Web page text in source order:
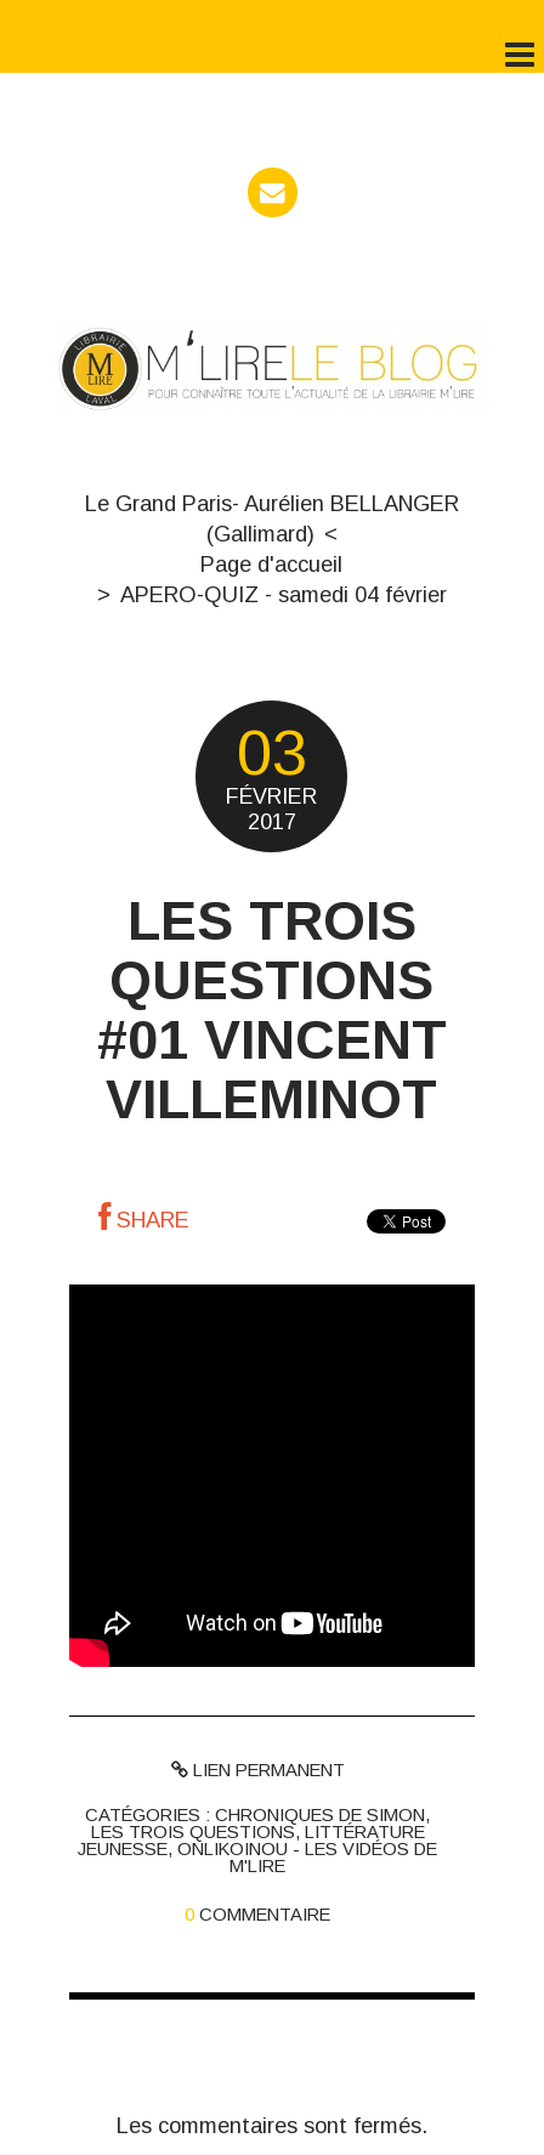
Le Grand Paris- Aurélien BELLANGER
(Gallimard)
Page d'accueil
APERO-QUIZ - samedi 04 février
03
FÉVRIER
2017
LES TROIS
QUESTIONS
#01 VINCENT
VILLEMINOT
SHARE
LIEN PERMANENT
CATÉGORIES :CHRONIQUES DE SIMON,
LES TROIS QUESTIONS, LITTÉRATURE
JEUNESSE,ONLIKOINOU - LES VIDÉOS DE
M'LIRE
0 COMMENTAIRE
Les commentaires sont fermés.